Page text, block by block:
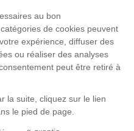
au bon
de cookies peuvent
expérience, diffuser des
ou réaliser des analyses
peut être retiré à
la suite, cliquez sur le lien
le pied de page.